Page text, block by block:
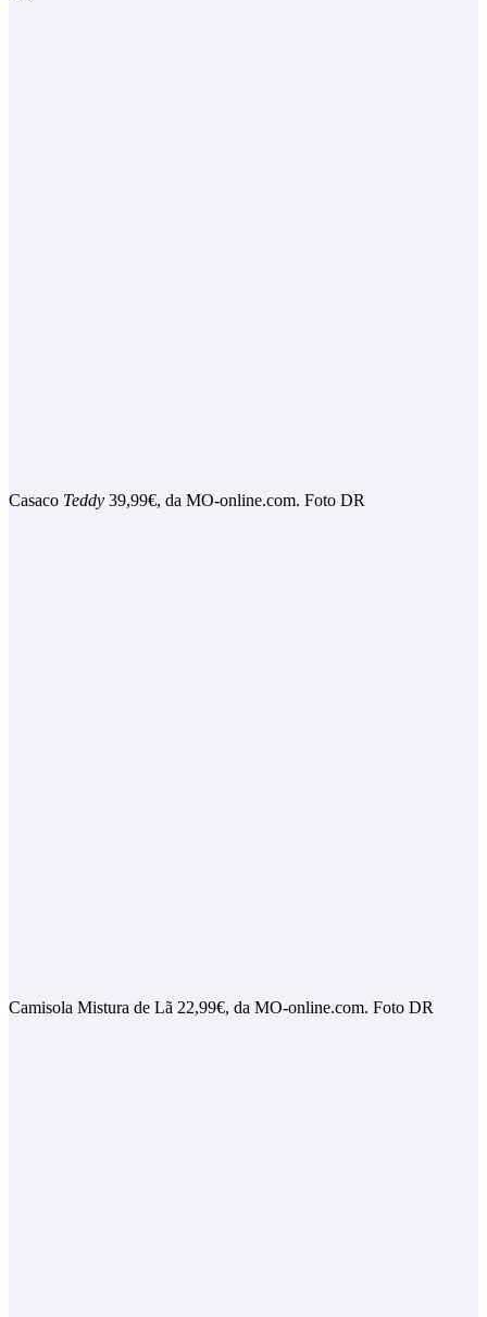
Casaco Teddy 39,99€, da MO-online.com. Foto DR
Camisola Mistura de Lã 22,99€, da MO-online.com. Foto DR